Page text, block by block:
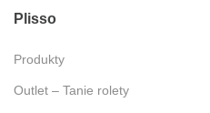
Plisso
Produkty
Outlet – Tanie rolety